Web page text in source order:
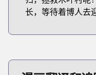
长，等待着博人去